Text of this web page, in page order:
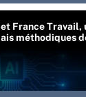
et France
méthodiques